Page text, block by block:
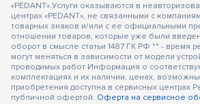
«PEDANT».Услуги оказываются в
центрах «PEDANT», не связанными с
товарных знаков и/или с ее официальными
отношении товаров, которые уже были
оборот в смысле статьи 1487 ГК РФ ** - время
могут меняться в зависимости от модели
проводимых работ Информация о
комплектациях и их наличии, ценах,
приобретения доступна в сервисных центрах
публичной офертой. Оферта на сервисное